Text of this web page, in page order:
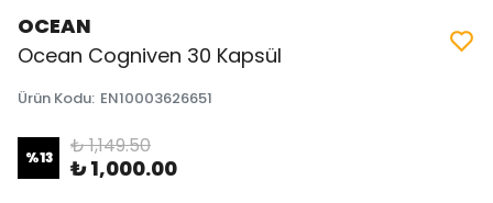
OCEAN
Ocean Cogniven 30 Kapsül
Ürün Kodu: EN10003626651
%13 ₺ 1,149.50
₺ 1,000.00